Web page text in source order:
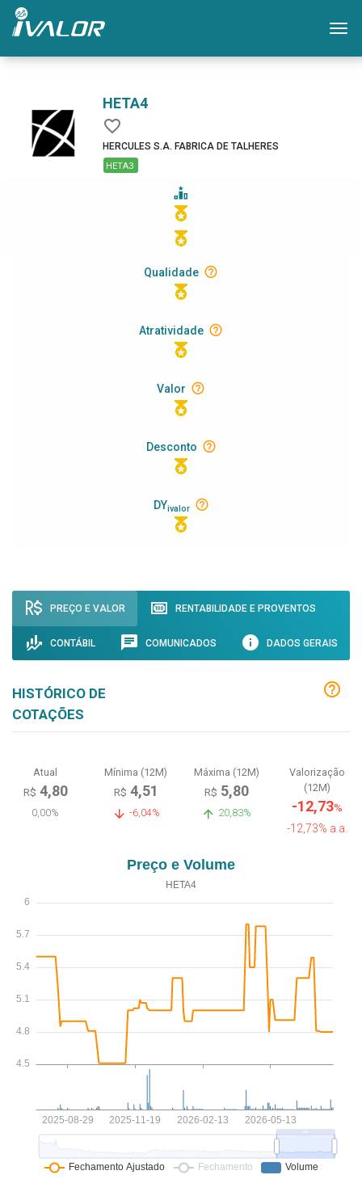
HETA4
HERCULES S.A. FABRICA DE TALHERES
HETA3
Qualidade
Atratividade
Valor
Desconto
DYivalor
PREÇO E VALOR RENTABILIDADE E PROVENTOS
CONTÁBIL COMUNICADOS DADOS GERAIS
HISTÓRICO DE
COTAÇÕES
Atual
R$ 4,80
0,00%
Mínima (12M)
R$ 4,51
-6,04%
Máxima (12M)
R$ 5,80
20,83%
Valorização
(12M)
-12,73%
-12,73% a.a.